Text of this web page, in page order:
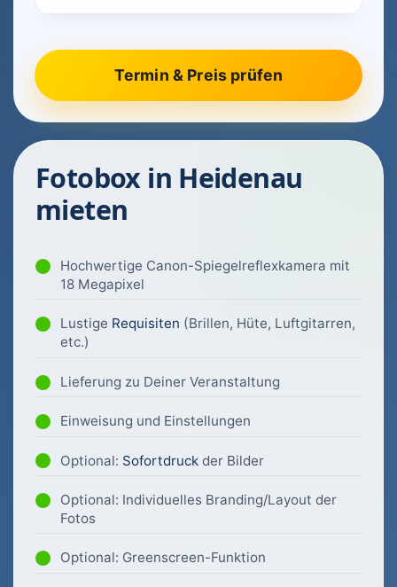
Fotobox in Heidenau
mieten
Hochwertige Canon-Spiegelreflexkamera mit
18 Megapixel
Lustige Requisiten (Brillen, Hüte, Luftgitarren,
etc.)
Lieferung zu Deiner Veranstaltung
Einweisung und Einstellungen
Optional: Sofortdruck der Bilder
Optional: Individuelles Branding/Layout der
Fotos
Optional: Greenscreen-Funktion